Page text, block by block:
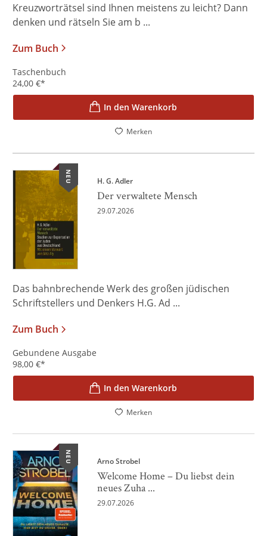
Kreuzworträtsel sind Ihnen meistens zu leicht? Dann
denken und rätseln Sie am b ...
Zum Buch
Taschenbuch
24,00 €*
In den Warenkorb
Merken
NEU H. G. Adler
Der verwaltete Mensch
29.07.2026
Das bahnbrechende Werk des großen jüdischen
Schriftstellers und Denkers H.G. Ad ...
Zum Buch
Gebundene Ausgabe
98,00 €*
In den Warenkorb
Merken
NEU Arno Strobel
Welcome Home – Du liebst dein
neues Zuha ...
29.07.2026